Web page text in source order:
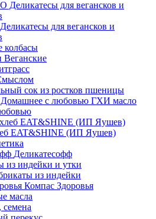
для вегансков и
колбасы
Веганские
сок из ростков пшеницы
ГХИ масло
EAT&SHINE (ИП Яушев)
Деликатесофф
из индейки и утки
из индейки
Компас Здоровья
масла